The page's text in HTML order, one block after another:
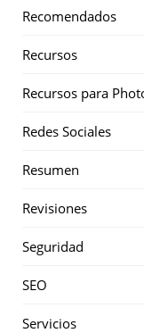
Recomendados
Recursos
Recursos para
Redes Sociales
Resumen
Revisiones
Seguridad
SEO
Servicios